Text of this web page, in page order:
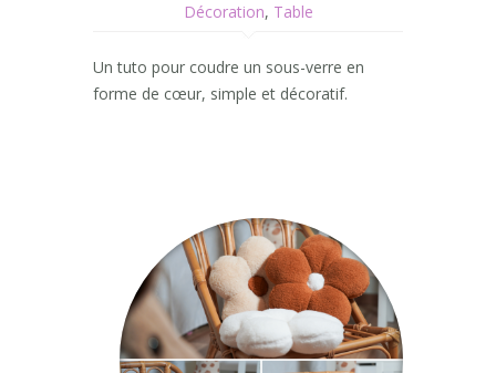
Décoration, Table
Un tuto pour coudre un sous-verre en
forme de cœur, simple et décoratif.